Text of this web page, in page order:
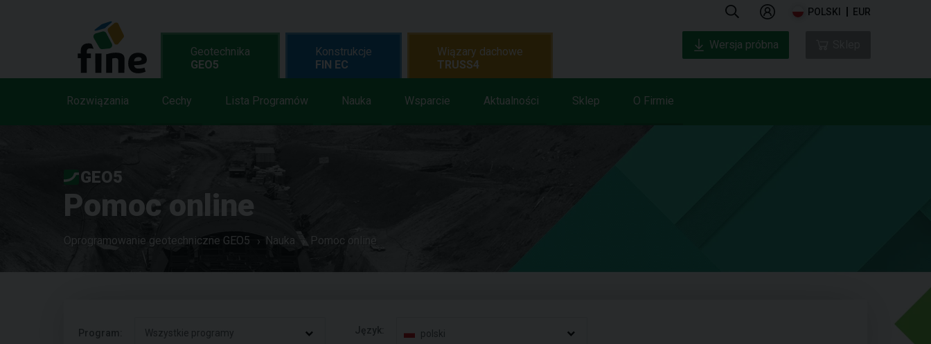
POLSKI EUR
Geotechnika
GEO5
Rozwiązania Cechy Lista Programów Nauka Wsparcie Aktualności Sklep O Firmie
Konstrukcje
FIN EC
Wiązary dachowe
TRUSS4
Wersja próbna
GEO5
Pomoc online
Oprogramowanie geotechniczne GEO5 Nauka Pomoc online
Program: Wszystkie programy Język: polski